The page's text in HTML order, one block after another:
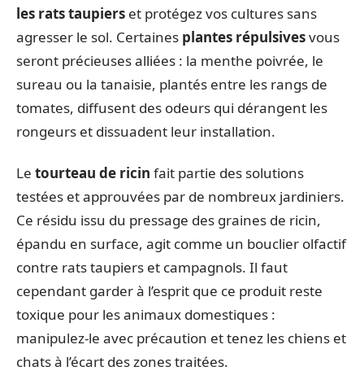
les rats taupiers et protégez vos cultures sans
agresser le sol. Certaines plantes répulsivesvous
seront précieuses alliées : la menthe poivrée, le
sureau ou la tanaisie, plantés entre les rangs de
tomates, diffusent des odeurs qui dérangent les
rongeurs et dissuadent leur installation.
Le tourteau de ricin fait partie des solutions
testées et approuvées par de nombreux jardiniers.
Ce résidu issu du pressage des graines de ricin,
épandu en surface, agit comme un bouclier olfactif
contre rats taupiers et campagnols. Il faut
cependant garder à l’esprit que ce produit reste
toxique pour les animaux domestiques :
manipulez-le avec précaution et tenez les chiens et
chats à l’écart des zones traitées.